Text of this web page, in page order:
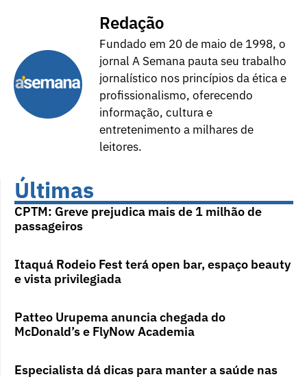
Redação
Fundado em 20 de maio de 1998, o
jornal A Semana pauta seu trabalho
jornalístico nos princípios da ética e
profissionalismo, oferecendo
informação, cultura e
entretenimento a milhares de
leitores.
Últimas
CPTM: Greve prejudica mais de 1 milhão de
passageiros
Itaquá Rodeio Fest terá open bar, espaço beauty
e vista privilegiada
Patteo Urupema anuncia chegada do
McDonald’s e FlyNow Academia
Especialista dá dicas para manter a saúde nas